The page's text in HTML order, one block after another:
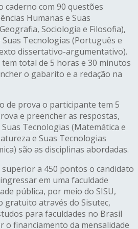
com 90 questões
Humanas e Suas
Sociologia e Filosofia),
Tecnologias (Português e
dissertativo-argumentativo).
total de 5 horas e 30 minutos
o gabarito e a redação na
de prova o participante tem 5
e preencher as respostas,
Tecnologias (Matemática e
e Suas Tecnologias
são as disciplinas abordadas.
a 450 pontos o candidato
em uma faculdade
pública, por meio do SISU,
gratuito através do Sisutec,
para faculdades no Brasil
o financiamento da mensalidade